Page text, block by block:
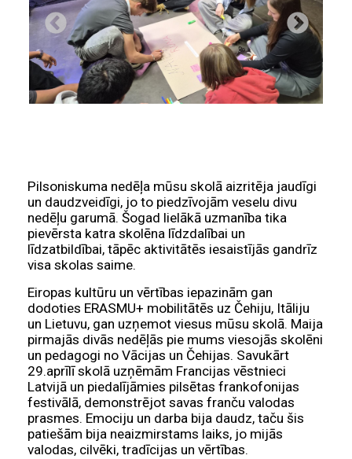
Pilsoniskuma nedēļa mūsu skolā aizritēja jaudīgi
un daudzveidīgi, jo to piedzīvojām veselu divu
nedēļu garumā. Šogad lielākā uzmanība tika
pievērsta katra skolēna līdzdalībai un
līdzatbildībai, tāpēc aktivitātēs iesaistījās gandrīz
visa skolas saime.
Eiropas kultūru un vērtības iepazinām gan
dodoties ERASMU+ mobilitātēs uz Čehiju, Itāliju
un Lietuvu, gan uzņemot viesus mūsu skolā. Maija
pirmajās divās nedēļās pie mums viesojās skolēni
un pedagogi no Vācijas un Čehijas. Savukārt
29.aprīlī skolā uzņēmām Francijas vēstnieci
Latvijā un piedalījāmies pilsētas frankofonijas
festivālā, demonstrējot savas franču valodas
prasmes. Emociju un darba bija daudz, taču šis
patiešām bija neaizmirstams laiks, jo mijās
valodas, cilvēki, tradīcijas un vērtības.